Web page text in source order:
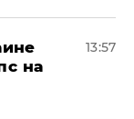
на
13:57